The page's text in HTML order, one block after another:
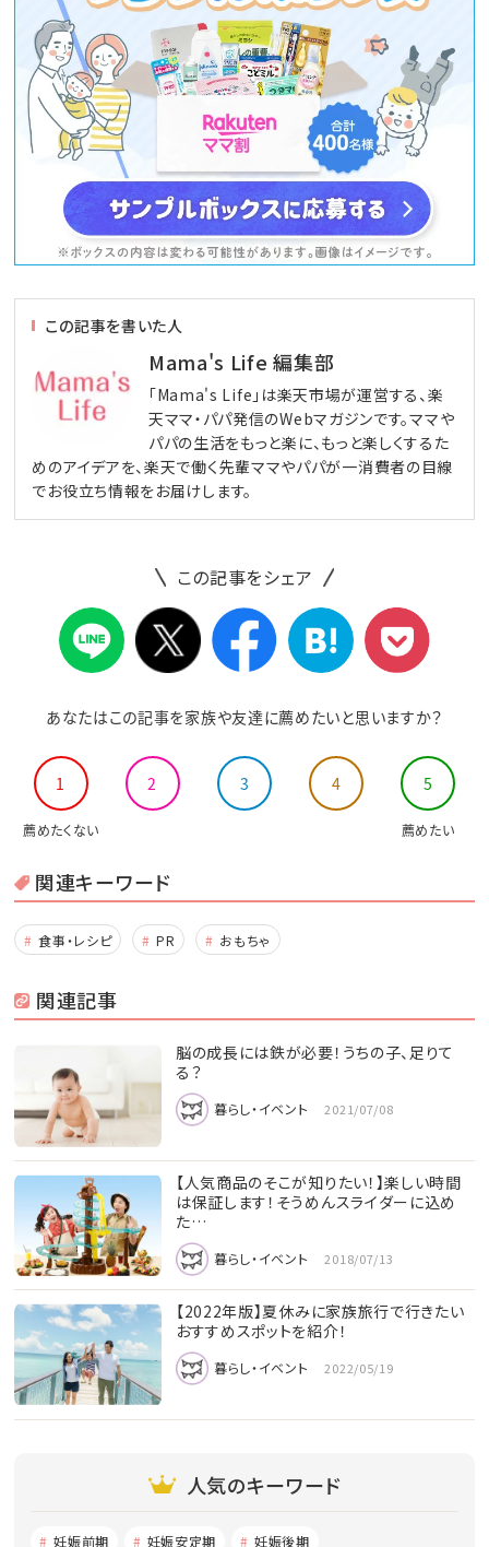
この記事を書いた人
Mama's Life 編集部
「Mama's Life」は楽天市場が運営する、楽
天ママ・パパ発信のWebマガジンです。ママや
パパの生活をもっと楽に、もっと楽しくするた
めのアイデアを、楽天で働く先輩ママやパパが一消費者の目線
でお役立ち情報をお届けします。
この記事をシェア
あなたはこの記事を家族や友達に薦めたいと思いますか？
1 2 3 4 5
薦めたくない 薦めたい
関連キーワード
食事・レシピ PR おもちゃ
関連記事
脳の成長には鉄が必要！うちの子、足りて
る？
暮らし・イベント 2021/07/08
【人気商品のそこが知りたい！】楽しい時間
は保証します！そうめんスライダーに込め
た…
暮らし・イベント 2018/07/13
【2022年版】夏休みに家族旅行で行きたい
おすすめスポットを紹介！
暮らし・イベント 2022/05/19
人気のキーワード
妊娠前期 妊娠安定期 妊娠後期